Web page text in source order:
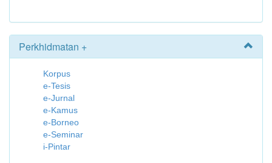
Perkhidmatan +
Korpus
e-Tesis
e-Jurnal
e-Kamus
e-Borneo
e-Seminar
i-Pintar